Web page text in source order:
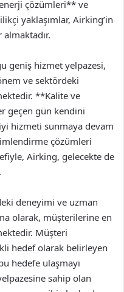
çözümleri** ve
yaklaşımlar, Airking’in
geniş hizmet yelpazesi,
ve sektördeki
**Kalite ve
geçen gün kendini
hizmeti sunmaya devam
çözümleri
Airking, gelecekte de
deneyimi ve uzman
olarak, müşterilerine en
Müşteri
hedef olarak belirleyen
hedefe ulaşmayı
sahip olan